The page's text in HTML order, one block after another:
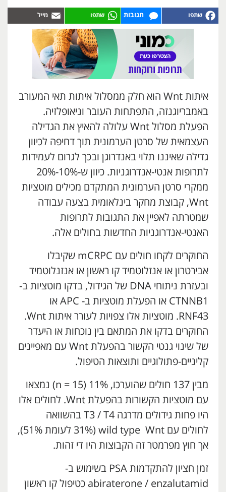
תגובות
איתות Wnt הוא חלק ממסלול איתות תאי המעורב
באמבריוגנזה, התפתחות העובר וניאופלזיה.
הפעלת מסלול Wnt עלולה להאיץ את הגדילה
העצמאית של סרטן הערמונית תוך דחיפה לכיוון
גדילה שאיננו תלוי באנדרוגן ובכך לגרום לעמידות
לתרופות אנטי-אנדרוגניות. כיוון ש-10%-20%
ממקרי סרטן הערמונית המתקדם מכילים מוטציות
Wnt, קבוצת מחקר בינלאומית בצעה עבודה
שמטרתה לאפיין את התגובות לתרופות
האנטי-אנדרוגניות החדשות בחולים אלה.
החוקרים לקחו חולים עם mCRPC שקיבלו
אבירטרון או אנזלוטמיד קו ראשון או אנזנלוטמיד
ובעזרת ניתוחי DNA של הגידול, בדקו מוטציות ב-
CTNNB1 או הפעלת מוטציות ב- APC או
RNF43. מוטציות אלו צפויות לעורר איתות Wnt.
החוקרים בדקו את המתאם בין נוכחות או היעדר
של שינוי גנטי הקשור בהפעלת Wnt עם מאפיינים
קליניים-פתולוגיים ותוצאות הטיפול.
מבין 137 חולים שהוערכו, 11% (n = 15) נמצאו
עם מוטציות הקשורות בהפעלת Wnt. לחולים אלו
היו פחות גידולים מדרגה T3 / T4 בהשוואה
לחולים עם wild type Wnt (31% לעומת 51%),
אך חוץ מפרמטר זה הקבוצות היו די זהות.
זמן חציון להתקדמות PSA בשימוש ב-
abiraterone / enzalutamid כטיפול קו ראשון